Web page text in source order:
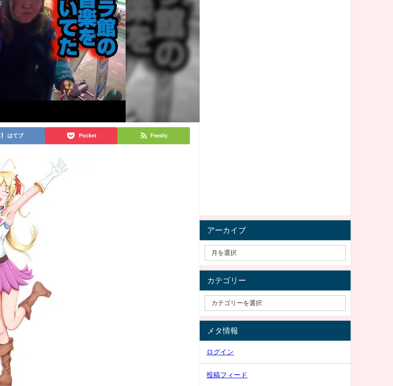
はてブ Pocket Feedly
アーカイブ
カテゴリー
メタ情報
ログイン
投稿フィード